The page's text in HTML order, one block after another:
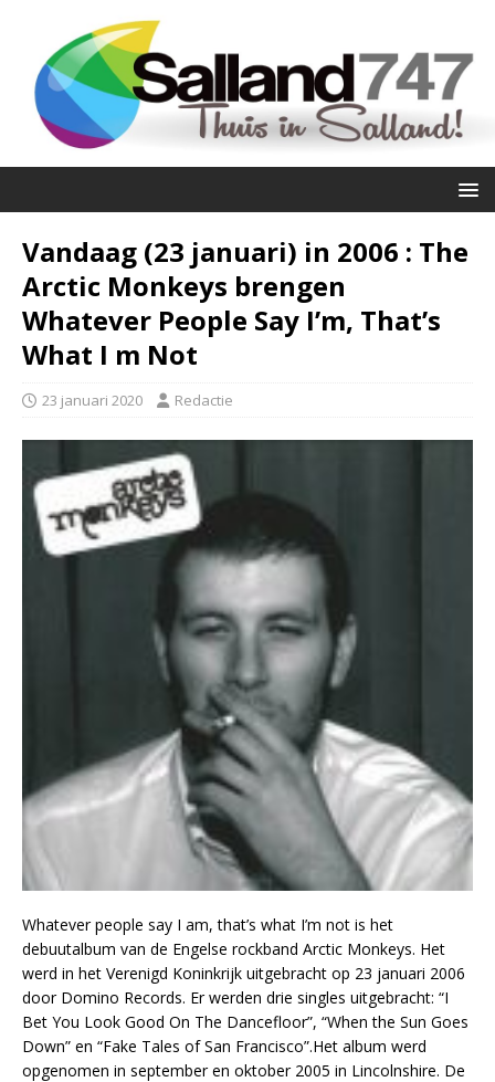
Vandaag (23 januari) in 2006 : The
Arctic Monkeys brengen
Whatever People Say I’m, That’s
What I m Not
23 januari 2020 Redactie
Whatever people say I am, that’s what I’m not is het
debuutalbum van de Engelse rockband Arctic Monkeys. Het
werd in het Verenigd Koninkrijk uitgebracht op 23 januari 2006
door Domino Records. Er werden drie singles uitgebracht: “I
Bet You Look Good On The Dancefloor”, “When the Sun Goes
Down” en “Fake Tales of San Francisco”.Het album werd
opgenomen in september en oktober 2005 in Lincolnshire. De